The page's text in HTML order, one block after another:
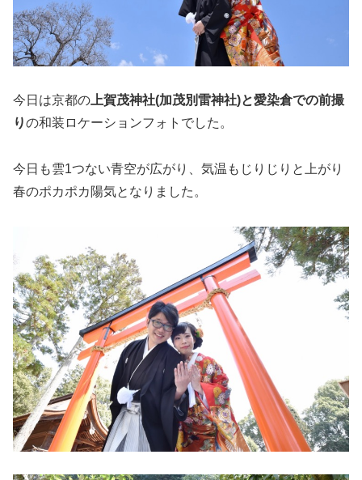
今日は京都の 上賀茂神社(加茂別雷神社)と愛染倉での前撮
りの和装ロケーションフォトでした。
今日も雲1つない青空が広がり、気温もじりじりと上がり
春のポカポカ陽気となりました。